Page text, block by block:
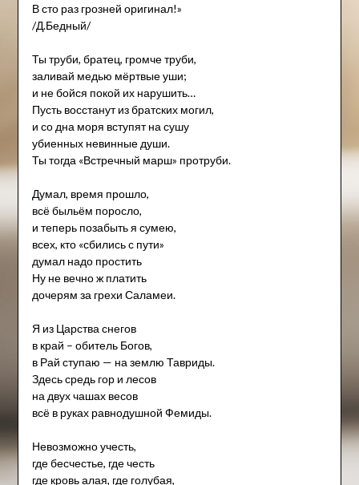
В сто раз грозней оригинал!»
/Д.Бедный/
Ты труби, братец, громче труби,
заливай медью мёртвые уши;
и не бойся покой их нарушить…
Пусть восстанут из братских могил,
и со дна моря вступят на сушу
убиенных невинные души.
Ты тогда «Встречный марш» протруби.
Думал, время прошло,
всё быльём поросло,
и теперь позабыть я сумею,
всех, кто «сбились с пути»
думал надо простить
Ну не вечно ж платить
дочерям за грехи Саламеи.
Я из Царства снегов
в край – обитель Богов,
в Рай ступаю — на землю Тавриды.
Здесь средь гор и лесов
на двух чашах весов
всё в руках равнодушной Фемиды.
Невозможно учесть,
где бесчестье, где честь
где кровь алая, где голубая,